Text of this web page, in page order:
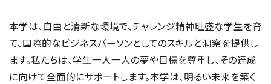
本学は、自由と清新な環境で、チャレンジ精神旺盛な学生を育
て、国際的なビジネスパーソンとしてのスキルと洞察を提供し
ます。私たちは、学生一人一人の夢や目標を尊重し、その達成
に向けて全面的にサポートします。本学は、明るい未来を築く